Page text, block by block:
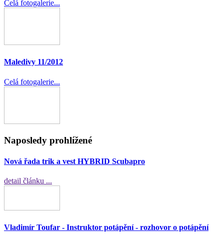
Celá fotogalerie...
Maledivy 11/2012
Celá fotogalerie...
Naposledy prohlížené
Nová řada trik a vest HYBRID Scubapro
detail článku ...
Vladimír Toufar - Instruktor potápění - rozhovor o potápění